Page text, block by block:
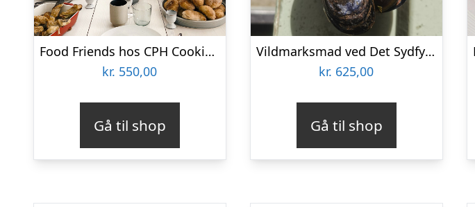
Food Friends hos CPH Cooking Class
kr. 550,00
Gå til shop
Vildmarksmad ved Det Sydfynske Øhav
kr. 625,00
Gå til shop